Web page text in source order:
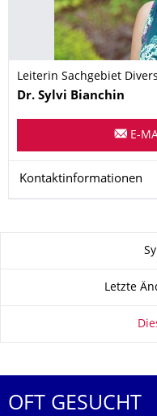
Leiterin Sachgebiet
Name
Dr. Sylvi Bianchin
E-
Kontaktinformationen
Letzte
OFT GESUCHT